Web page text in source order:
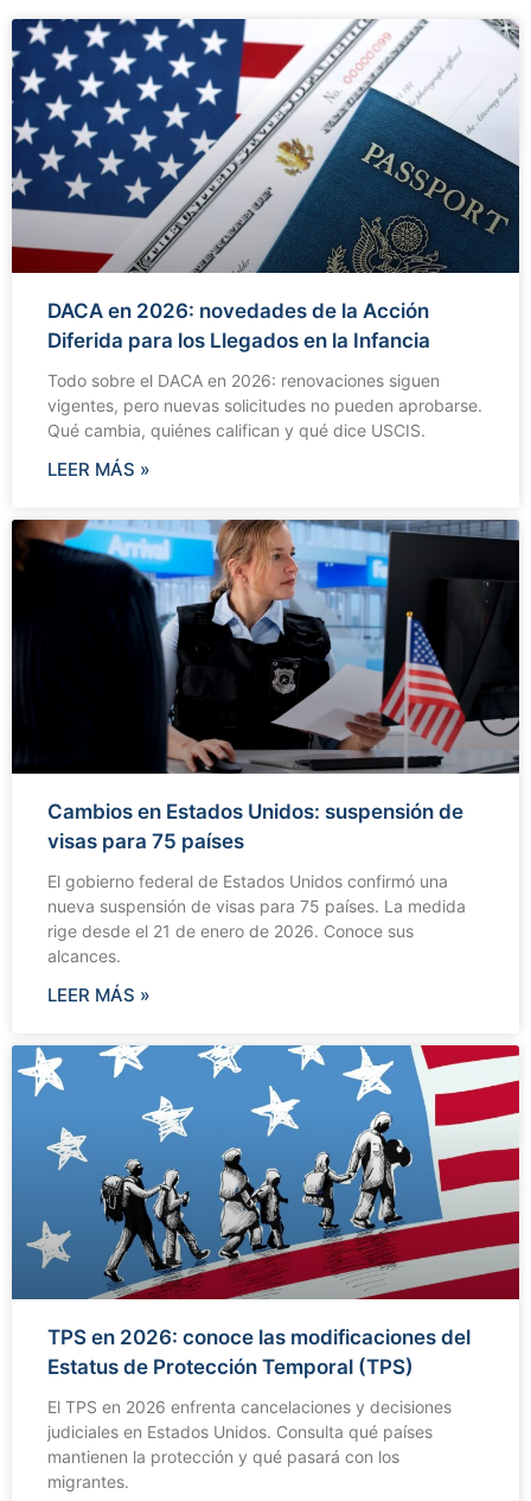
DACA en 2026: novedades de la Acción
Diferida para los Llegados en la Infancia
Todo sobre el DACA en 2026: renovaciones siguen
vigentes, pero nuevas solicitudes no pueden aprobarse.
Qué cambia, quiénes califican y qué dice USCIS.
LEER MÁS »
Cambios en Estados Unidos: suspensión de
visas para 75 países
El gobierno federal de Estados Unidos confirmó una
nueva suspensión de visas para 75 países. La medida
rige desde el 21 de enero de 2026. Conoce sus
alcances.
LEER MÁS »
TPS en 2026: conoce las modificaciones del
Estatus de Protección Temporal (TPS)
El TPS en 2026 enfrenta cancelaciones y decisiones
judiciales en Estados Unidos. Consulta qué países
mantienen la protección y qué pasará con los
migrantes.